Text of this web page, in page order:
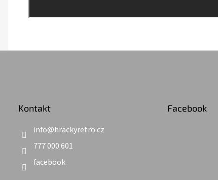
Kontakt
info@hrackyretro.cz
777 000 601
facebook
Facebook